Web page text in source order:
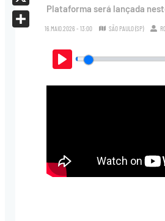
Plataforma será lançada
16.MAIO.2026 - 13:00 SÃO PAULO (SP)
Play
X